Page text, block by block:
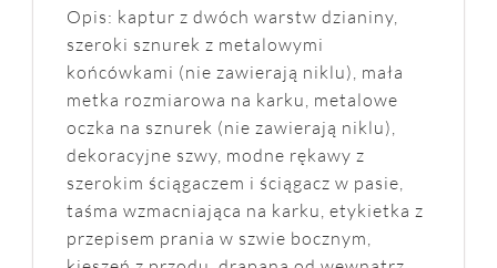
Opis: kaptur z dwóch warstw dzianiny,
szeroki sznurek z metalowymi
końcówkami (nie zawierają niklu), mała
metka rozmiarowa na karku, metalowe
oczka na sznurek (nie zawierają niklu),
dekoracyjne szwy, modne rękawy z
szerokim ściągaczem i ściągacz w pasie,
taśma wzmacniająca na karku, etykietka z
przepisem prania w szwie bocznym,